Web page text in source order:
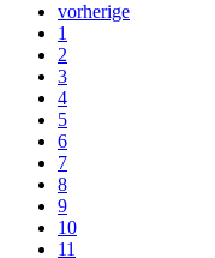
vorherige
1
2
3
4
5
6
7
8
9
10
11